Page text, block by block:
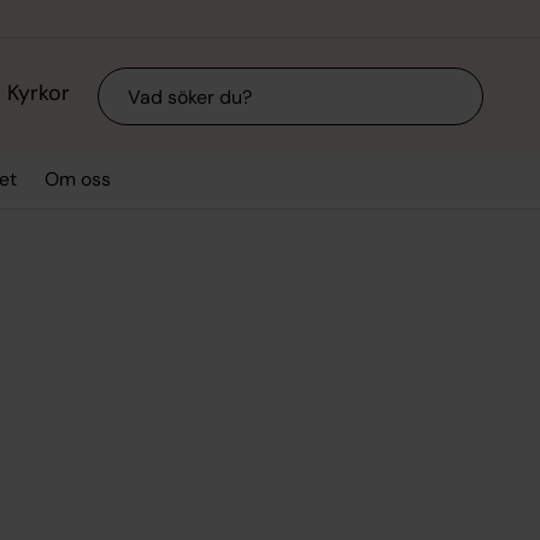
Kyrkor Sök
Om oss